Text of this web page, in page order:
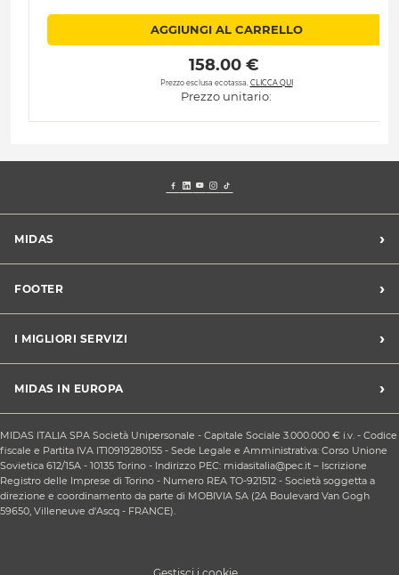
AGGIUNGI AL CARRELLO
158.00 €
Prezzo esclusa ecotassa. CLICCA QUI
Prezzo unitario:
MIDAS ›
Blog dell'automobilista
Lavora con noi
Chi siamo
FOOTER ›
Apri un centro in franchising
CONDIZIONI PROMOZIONI
Sconti Convenzioni
Privacy policy
Condizioni Generali di Vendita
Contattaci
Responsabilità sociale d'impresa
Cookie Policy
I MIGLIORI SERVIZI ›
Revisione
Cambio gomme stagionale
Cinghia di distribuzione
Ricarica clima
Sostituzione batteria
Sostituzione ammortizzatori
MIDAS IN EUROPA ›
Midas Spagna
Midas Belgio
Midas Portogallo
MIDAS ITALIA SPA Società Unipersonale - Capitale Sociale 3.000.000 € i.v. - Codice
fiscale e Partita IVA IT10919280155 - Sede Legale e Amministrativa: Corso Unione
Sovietica 612/15A - 10135 Torino - Indirizzo PEC: midasitalia@pec.it – Iscrizione
Registro delle Imprese di Torino - Numero REA TO-921512 - Società soggetta a
direzione e coordinamento da parte di MOBIVIA SA (2A Boulevard Van Gogh
59650, Villeneuve d'Ascq - FRANCE).